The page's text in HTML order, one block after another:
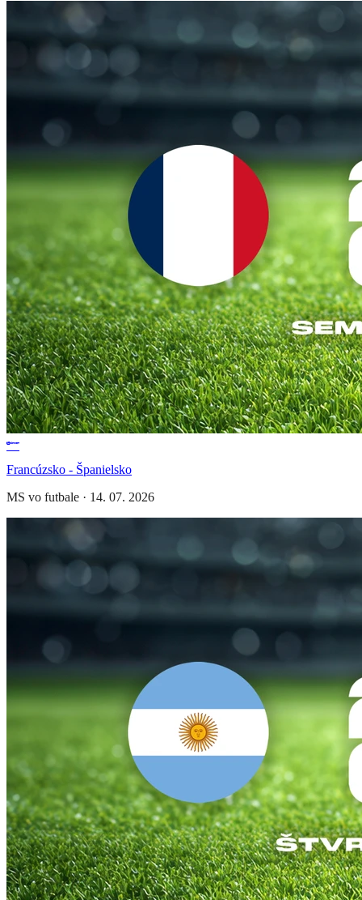
Francúzsko - Španielsko
MS vo futbale · 14. 07. 2026